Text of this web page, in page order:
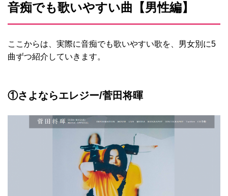
音痴でも歌いやすい曲【男性編】
ここからは、実際に音痴でも歌いやすい歌を、男女別に5
曲ずつ紹介していきます。
①さよならエレジー/菅田将暉